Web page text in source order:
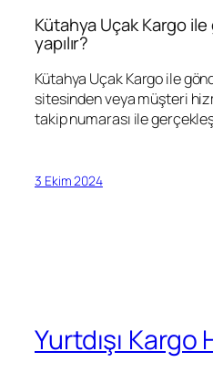
Kütahya Uçak Kargo
yapılır?
Kütahya Uçak Kargo ile
sitesinden veya müşteri
takip numarası ile
3 Ekim 2024
Yurtdışı